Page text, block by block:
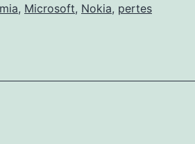
mal
smartphones
, Microsoft, Nokia, pertes